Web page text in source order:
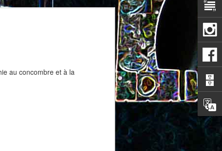
au concombre et à la
Pizza à la pancetta et à la